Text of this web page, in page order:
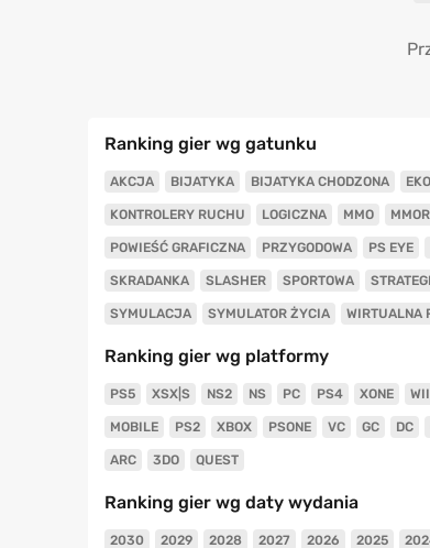
Ranking gier wg gatunku
AKCJA BIJATYKA BIJATYKA CHODZONA
KONTROLERY RUCHU LOGICZNA MMO
POWIEŚĆ GRAFICZNA PRZYGODOWA PS EYE
SKRADANKA SLASHER SPORTOWA
SYMULACJA SYMULATOR ŻYCIA WIRTUALNA
Ranking gier wg platformy
PS5 XSX|S NS2 NS PC PS4 XONE
MOBILE PS2 XBOX PSONE VC GC DC
ARC 3DO QUEST
Ranking gier wg daty wydania
2030 2029 2028 2027 2026 2025